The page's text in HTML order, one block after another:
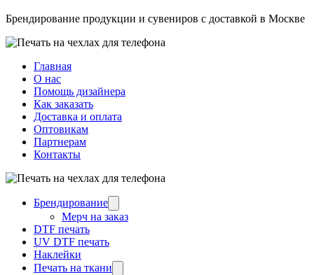
Брендирование продукции и сувениров с доставкой в Москве
Главная
О нас
Помощь дизайнера
Как заказать
Доставка и оплата
Оптовикам
Партнерам
Контакты
Брендирование
Мерч на заказ
DTF печать
UV DTF печать
Наклейки
Печать на ткани